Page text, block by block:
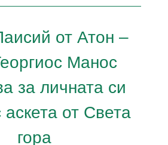
от Атон –
Манос
за личната си
от Света
гора